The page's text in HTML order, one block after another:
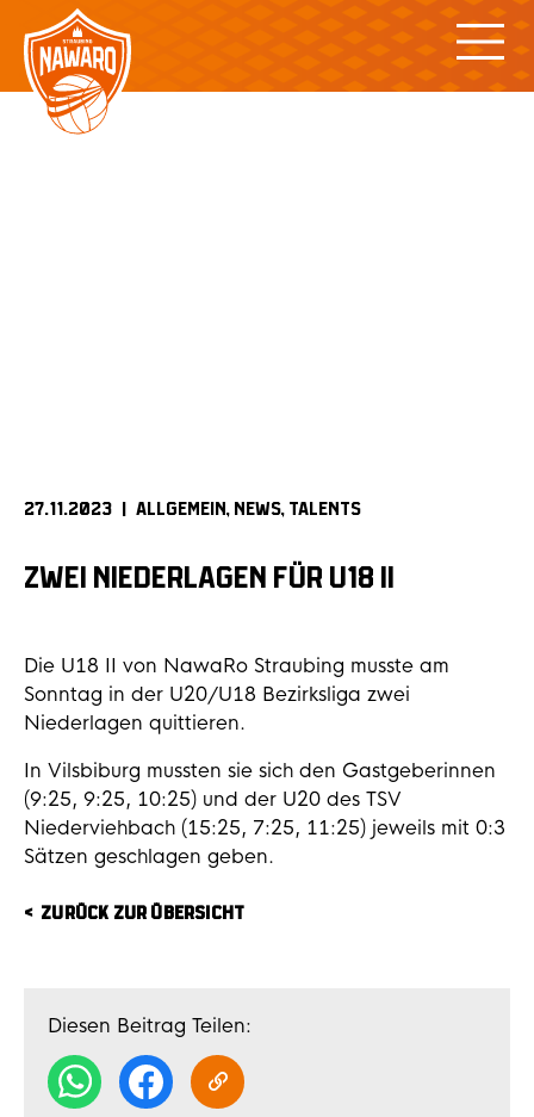
content
27.11.2023 | ALLGEMEIN NEWS TALENTS
ZWEI NIEDERLAGEN FÜR U18 II
Die U18 II von NawaRo Straubing musste am
Sonntag in der U20/U18 Bezirksliga zwei
Niederlagen quittieren.
In Vilsbiburg mussten sie sich den Gastgeberinnen
(9:25, 9:25, 10:25) und der U20 des TSV
Niederviehbach (15:25, 7:25, 11:25) jeweils mit 0:3
Sätzen geschlagen geben.
ZURÜCK ZUR ÜBERSICHT
Diesen Beitrag Teilen: